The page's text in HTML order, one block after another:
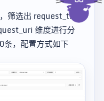
筛选出 request_time
维度进行分
条，配置方式如下